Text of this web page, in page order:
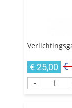
€ 25,00 €
-